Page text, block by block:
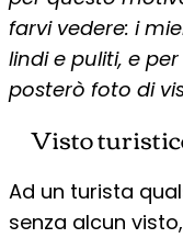
farvi vedere: i
lindi e puliti, e
posterò foto di
Visto
Ad un turista
senza alcun